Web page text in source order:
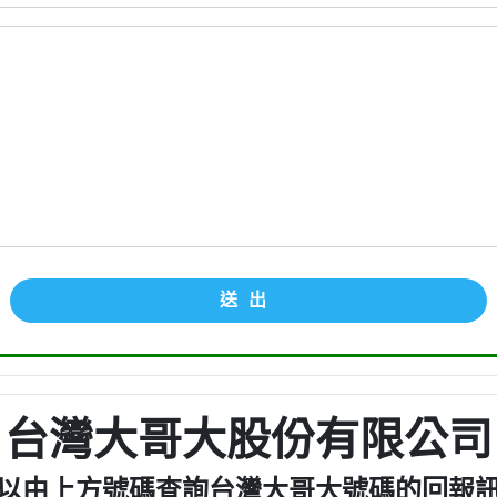
送出
台灣大哥大股份有限公司
由上方號碼查詢台灣大哥大號碼的回報